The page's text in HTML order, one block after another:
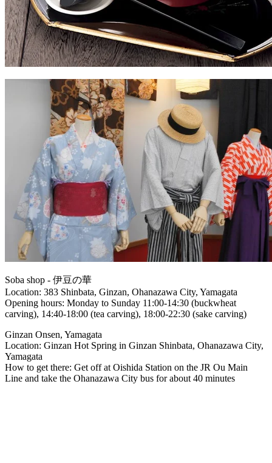
Soba shop - 伊豆の華
Location: 383 Shinbata, Ginzan, Ohanazawa City, Yamagata
Opening hours: Monday to Sunday 11:00-14:30 (buckwheat
carving), 14:40-18:00 (tea carving), 18:00-22:30 (sake carving)
Ginzan Onsen, Yamagata
Location: Ginzan Hot Spring in Ginzan Shinbata, Ohanazawa City,
Yamagata
How to get there: Get off at Oishida Station on the JR Ou Main
Line and take the Ohanazawa City bus for about 40 minutes